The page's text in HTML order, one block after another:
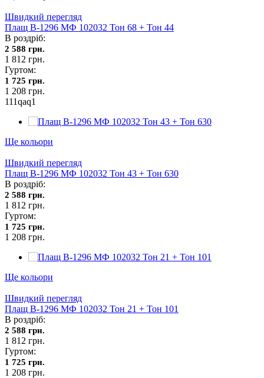
Швидкий перегляд
Плащ В-1296 МФ 102032 Тон 68 + Тон 44
В роздріб:
2 588 грн.
1 812 грн.
Гуртом:
1 725 грн.
1 208 грн.
111qaq1
Ще кольори
Швидкий перегляд
Плащ В-1296 МФ 102032 Тон 43 + Тон 630
В роздріб:
2 588 грн.
1 812 грн.
Гуртом:
1 725 грн.
1 208 грн.
Ще кольори
Швидкий перегляд
Плащ В-1296 МФ 102032 Тон 21 + Тон 101
В роздріб:
2 588 грн.
1 812 грн.
Гуртом:
1 725 грн.
1 208 грн.